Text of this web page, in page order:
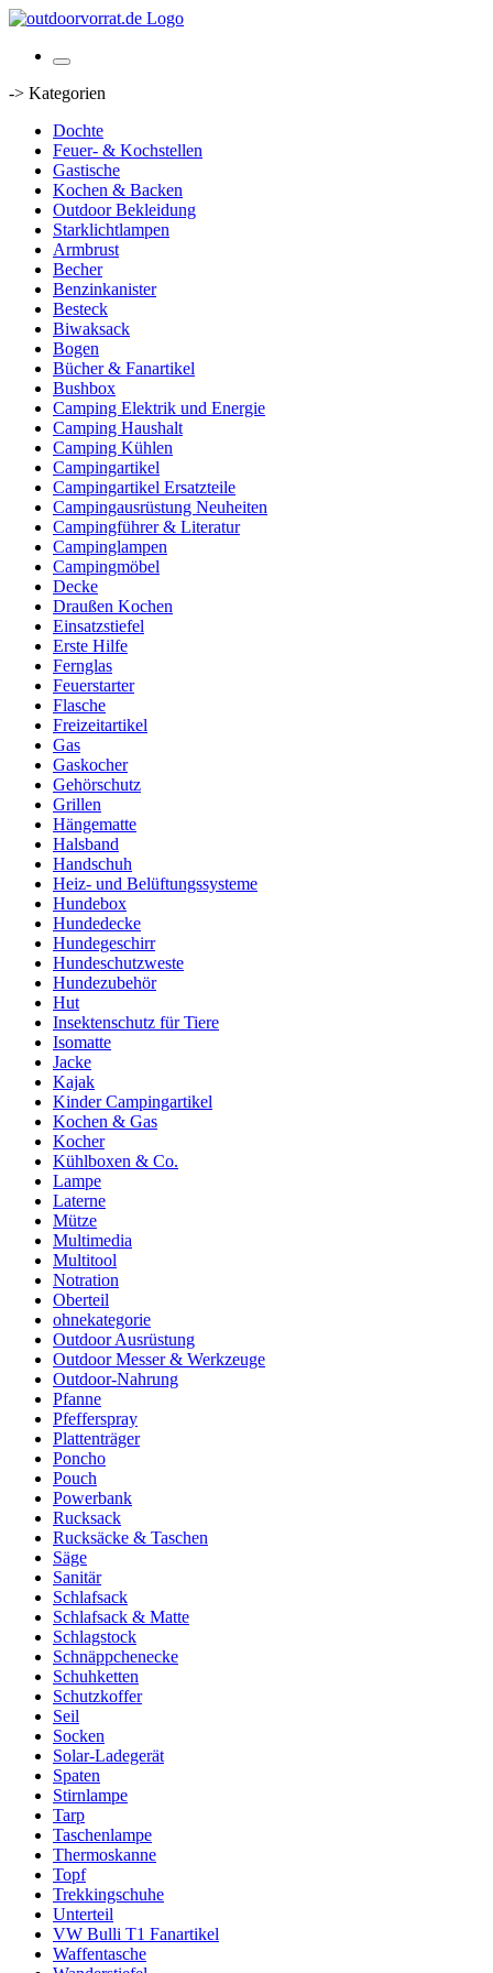
-> Kategorien
Dochte
Feuer- & Kochstellen
Gastische
Kochen & Backen
Outdoor Bekleidung
Starklichtlampen
Armbrust
Becher
Benzinkanister
Besteck
Biwaksack
Bogen
Bücher & Fanartikel
Bushbox
Camping Elektrik und Energie
Camping Haushalt
Camping Kühlen
Campingartikel
Campingartikel Ersatzteile
Campingausrüstung Neuheiten
Campingführer & Literatur
Campinglampen
Campingmöbel
Decke
Draußen Kochen
Einsatzstiefel
Erste Hilfe
Fernglas
Feuerstarter
Flasche
Freizeitartikel
Gas
Gaskocher
Gehörschutz
Grillen
Hängematte
Halsband
Handschuh
Heiz- und Belüftungssysteme
Hundebox
Hundedecke
Hundegeschirr
Hundeschutzweste
Hundezubehör
Hut
Insektenschutz für Tiere
Isomatte
Jacke
Kajak
Kinder Campingartikel
Kochen & Gas
Kocher
Kühlboxen & Co.
Lampe
Laterne
Mütze
Multimedia
Multitool
Notration
Oberteil
ohnekategorie
Outdoor Ausrüstung
Outdoor Messer & Werkzeuge
Outdoor-Nahrung
Pfanne
Pfefferspray
Plattenträger
Poncho
Pouch
Powerbank
Rucksack
Rucksäcke & Taschen
Säge
Sanitär
Schlafsack
Schlafsack & Matte
Schlagstock
Schnäppchenecke
Schuhketten
Schutzkoffer
Seil
Socken
Solar-Ladegerät
Spaten
Stirnlampe
Tarp
Taschenlampe
Thermoskanne
Topf
Trekkingschuhe
Unterteil
VW Bulli T1 Fanartikel
Waffentasche